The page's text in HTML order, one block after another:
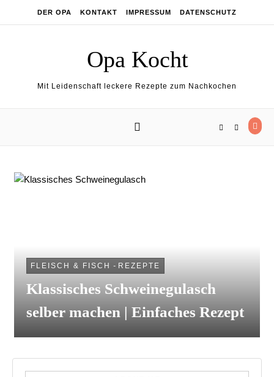
DER OPA KONTAKT IMPRESSUM DATENSCHUTZ
Opa Kocht
Mit Leidenschaft leckere Rezepte zum Nachkochen
FLEISCH & FISCH - REZEPTE
Klassisches Schweinegulasch
selber machen | Einfaches Rezept